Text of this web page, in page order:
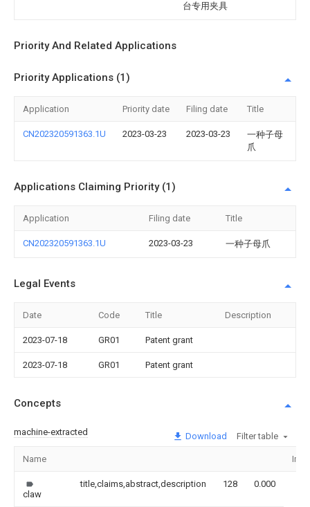
台专用夹具
Priority And Related Applications
Priority Applications (1)
Application Priority date Filing date Title
CN202320591363.1U 2023-03-23 2023-03-23
一种子母
爪
Applications Claiming Priority (1)
Application Filing date Title
CN202320591363.1U 2023-03-23 一种子母爪
Legal Events
Date Code Title Description
2023-07-18 GR01 Patent grant
2023-07-18 GR01 Patent grant
Concepts
machine-extracted Download Filter table
Name
claw
title,claims,abstract,description 128 0.000